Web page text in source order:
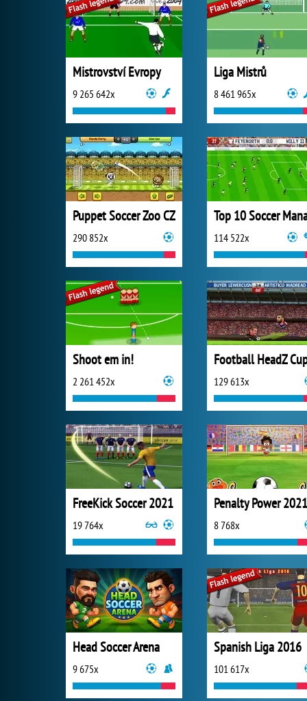
Mistrovství Evropy
9 265 642x
Liga Mistrů
8 461 965x
Puppet Soccer Zoo CZ
290 852x 114 522x
Shoot em in!
2 261 452x
Football HeadZ
129 613x
19 764x
Penalty Power 2021
8 768x
Head Soccer Arena
9 675x
Spanish Liga 2016
101 617x